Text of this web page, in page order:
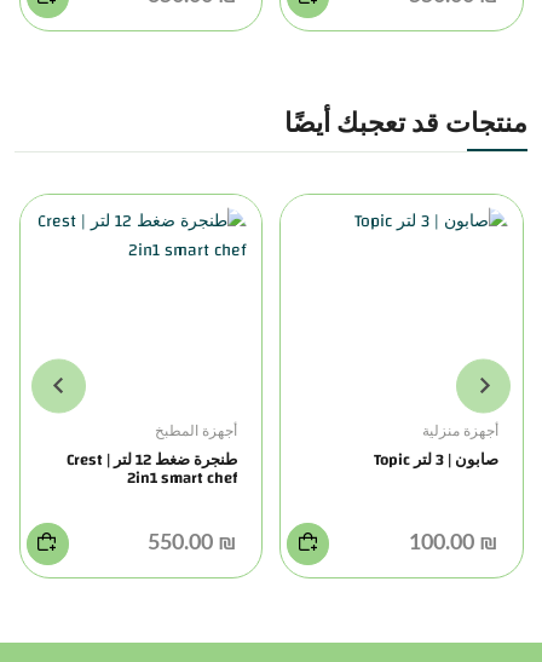
منتجات قد تعجبك أيضًا
أجهزة منزلية
صابون | 3 لتر Topic
₪ 100.00
أجهزة المطبخ
طنجرة ضغط 12 لتر | Crest
2in1 smart chef
₪ 550.00